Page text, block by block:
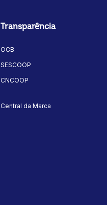
Transparência
OCB
SESCOOP
CNCOOP
Central da Marca